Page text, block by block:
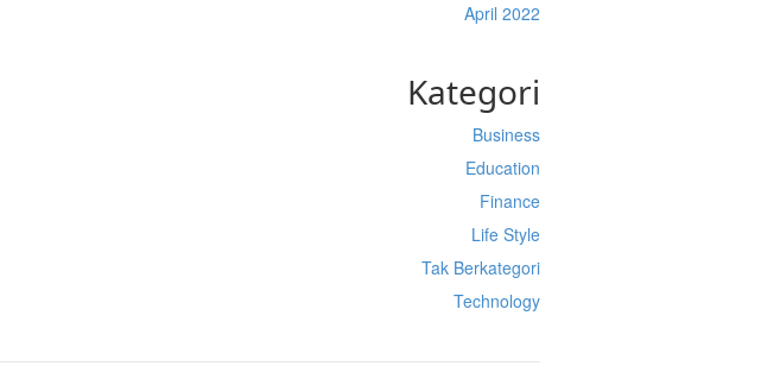
April 2022
Kategori
Business
Education
Finance
Life Style
Tak Berkategori
Technology